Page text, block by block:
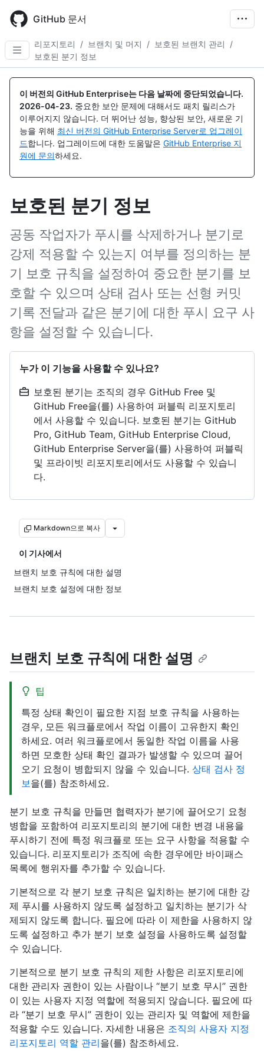
main
content
GitHub 문서
리포지토리 / 브랜치 및 머지 / 보호된 브랜치 관리
/
보호된 분기 정보
이 버전의 GitHub Enterprise는 다음 날짜에 중단되었습니다.
2026-04-23. 중요한 보안 문제에 대해서도 패치 릴리스가
이루어지지 않습니다. 더 뛰어난 성능, 향상된 보안, 새로운 기
능을 위해 최신 버전의 GitHub Enterprise Server로 업그레이
드합니다. 업그레이드에 대한 도움말은 GitHub Enterprise 지
원에 문의하세요.
보호된 분기 정보
공동 작업자가 푸시를 삭제하거나 분기로
강제 적용할 수 있는지 여부를 정의하는 분
기 보호 규칙을 설정하여 중요한 분기를 보
호할 수 있으며 상태 검사 또는 선형 커밋
기록 전달과 같은 분기에 대한 푸시 요구 사
항을 설정할 수 있습니다.
누가 이 기능을 사용할 수 있나요?
보호된 분기는 조직의 경우 GitHub Free 및
GitHub Free을(를) 사용하여 퍼블릭 리포지토리
에서 사용할 수 있습니다. 보호된 분기는 GitHub
Pro, GitHub Team, GitHub Enterprise Cloud,
GitHub Enterprise Server을(를) 사용하여 퍼블릭
및 프라이빗 리포지토리에서도 사용할 수 있습니
다.
Markdown으로 복사
이 기사에서
브랜치 보호 규칙에 대한 설명
브랜치 보호 설정에 대한 정보
브랜치 보호 규칙에 대한 설명
팁
특정 상태 확인이 필요한 지점 보호 규칙을 사용하는
경우, 모든 워크플로에서 작업 이름이 고유한지 확인
하세요. 여러 워크플로에서 동일한 작업 이름을 사용
하면 모호한 상태 확인 결과가 발생할 수 있으며 끌어
오기 요청이 병합되지 않을 수 있습니다. 상태 검사 정
보을(를) 참조하세요.
분기 보호 규칙을 만들면 협력자가 분기에 끌어오기 요청
병합을 포함하여 리포지토리의 분기에 대한 변경 내용을
푸시하기 전에 특정 워크플로 또는 요구 사항을 적용할 수
있습니다. 리포지토리가 조직에 속한 경우에만 바이패스
목록에 행위자를 추가할 수 있습니다.
기본적으로 각 분기 보호 규칙은 일치하는 분기에 대한 강
제 푸시를 사용하지 않도록 설정하고 일치하는 분기가 삭
제되지 않도록 합니다. 필요에 따라 이 제한을 사용하지 않
도록 설정하고 추가 분기 보호 설정을 사용하도록 설정할
수 있습니다.
기본적으로 분기 보호 규칙의 제한 사항은 리포지토리에
대한 관리자 권한이 있는 사람이나 “분기 보호 무시” 권한
이 있는 사용자 지정 역할에 적용되지 않습니다. 필요에 따
라 “분기 보호 무시” 권한이 있는 관리자 및 역할에 제한을
적용할 수도 있습니다. 자세한 내용은 조직의 사용자 지정
리포지토리 역할 관리을(를) 참조하세요.